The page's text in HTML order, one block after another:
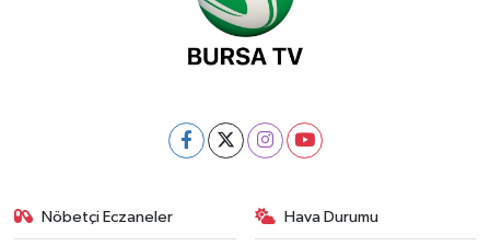
Nöbetçi Eczaneler Hava Durumu